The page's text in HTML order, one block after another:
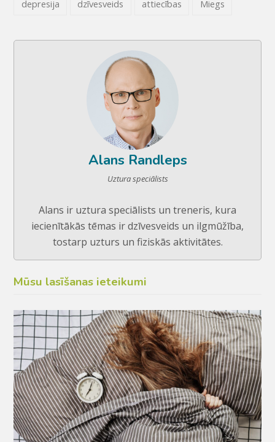
depresija dzīvesveids attiecības Miegs
Alans Randleps
Uztura speciālists
Alans ir uztura speciālists un treneris, kura
iecienītākās tēmas ir dzīvesveids un ilgmūžība,
tostarp uzturs un fiziskās aktivitātes.
Mūsu lasīšanas ieteikumi